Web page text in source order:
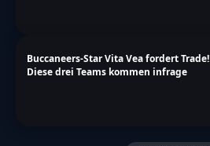
Buccaneers-Star Vita Vea fordert Trade!
Diese drei Teams kommen infrage